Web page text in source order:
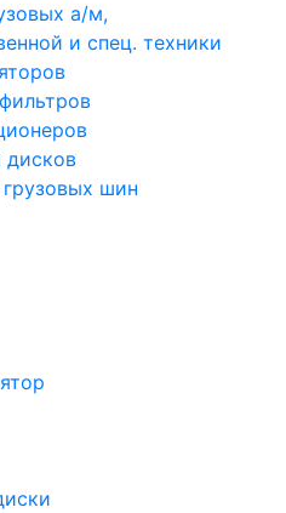
а/м,
и спец. техники
дисков
шин